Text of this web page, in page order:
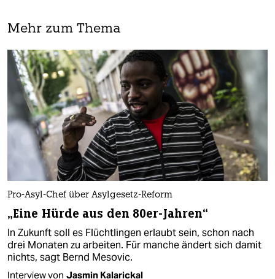
Mehr zum Thema
Pro-Asyl-Chef über Asylgesetz-Reform
„Eine Hürde aus den 80er-Jahren“
In Zukunft soll es Flüchtlingen erlaubt sein, schon nach
drei Monaten zu arbeiten. Für manche ändert sich damit
nichts, sagt Bernd Mesovic.
Interview von Jasmin Kalarickal